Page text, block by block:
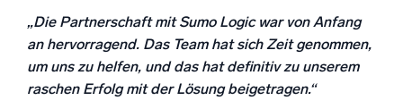
„Die Partnerschaft mit Sumo Logic war von Anfang
an hervorragend. Das Team hat sich Zeit genommen,
um uns zu helfen, und das hat definitiv zu unserem
raschen Erfolg mit der Lösung beigetragen.“